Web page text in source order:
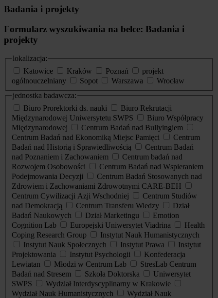
Badania i projekty
Formularz wyszukiwania na belce: Badania i
projekty
lokalizacja:
Katowice
Kraków Poznań
projekt
ogólnouczelniany
Sopot Warszawa
Wrocław
jednostka badawcza:
Biuro Prorektorki ds. nauki
Biuro Rekrutacji
Międzynarodowej Uniwersytetu SWPS
Biuro Współpracy
Międzynarodowej
Centrum Badań nad Bullyingiem
Centrum Badań nad Ekonomiką Miejsc Pamięci
Centrum
Badań nad Historią i Sprawiedliwością
Centrum Badań
nad Poznaniem i Zachowaniem
Centrum badań nad
Rozwojem Osobowości
Centrum Badań nad Wspieraniem
Podejmowania Decyzji
Centrum Badań Stosowanych nad
Zdrowiem i Zachowaniami Zdrowotnymi CARE-BEH
Centrum Cywilizacji Azji Wschodniej
Centrum Studiów
nad Demokracją
Centrum Transferu Wiedzy
Dział
Badań Naukowych
Dział Marketingu
Emotion
Cognition Lab
Europejski Uniwersytet Viadrina
Health
Coping Research Group
Instytut Nauk Humanistycznych
Instytut Nauk Społecznych
Instytut Prawa
Instytut
Projektowania
Instytut Psychologii
Konfederacja
Lewiatan
Młodzi w Centrum Lab
StresLab Centrum
Badań nad Stresem
Szkoła Doktorska
Uniwersytet
SWPS
Wydział Interdyscyplinarny w Krakowie
Wydział Nauk Humanistycznych
Wydział Nauk